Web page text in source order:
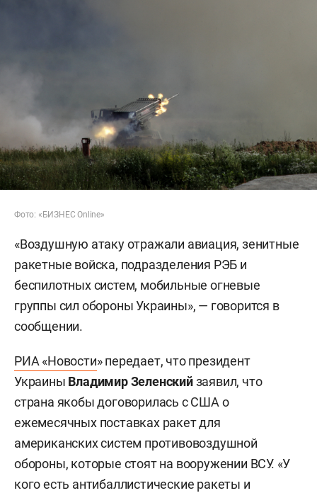
Фото: «БИЗНЕС Online»
«Воздушную атаку отражали авиация, зенитные
ракетные войска, подразделения РЭБ и
беспилотных систем, мобильные огневые
группы сил обороны Украины», — говорится в
сообщении.
РИА «Новости» передает, что президент
Украины Владимир Зеленскийзаявил, что
страна якобы договорилась с США о
ежемесячных поставках ракет для
американских систем противовоздушной
обороны, которые стоят на вооружении ВСУ. «У
кого есть антибаллистические ракеты и